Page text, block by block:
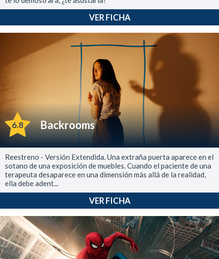
VER FICHA
6.8 Backrooms
Reestreno - Versión Extendida. Una extraña puerta aparece en el
sotano de una exposición de muebles. Cuando el paciente de una
terapeuta desaparece en una dimensión más allá de la realidad,
ella debe adent...
VER FICHA